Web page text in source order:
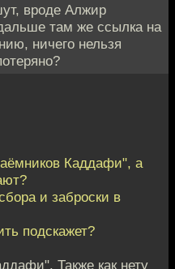
вроде Алжир
там же ссылка на
ничего нельзя
Каддафи", а
и заброски в
подскажет?
Также как нету